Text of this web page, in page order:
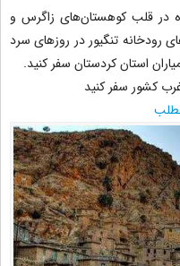
در قلب کوهستان‌های زاگرس و
رودخانه تنگیور در روزهای سرد
استان کردستان سفر کنید.
کشور سفر کنید